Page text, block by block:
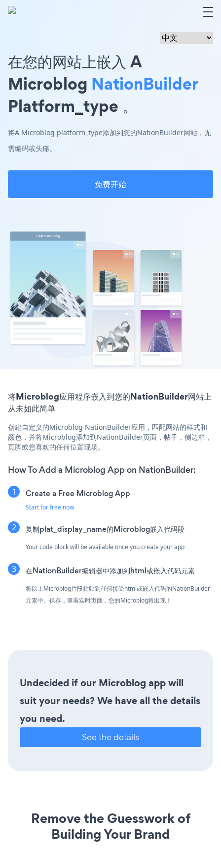
在您的网站上嵌入 A
Microblog NationBuilder
Platform_type 。
将A Microblog platform_type添加到您的NationBuilder网站，无
需编码或头痛。
免费开始
将Microblog应用程序嵌入到您的NationBuilder网站上
从未如此简单
创建自定义的Microblog NationBuilder应用，匹配网站的样式和
颜色，并将Microblog添加到NationBuilder页面，帖子，侧边栏，
页脚或您喜欢的任何位置现场。
How To Add a Microblog App on NationBuilder:
Create a Free Microblog App
Start for free now
复制plat_display_name的Microblog嵌入代码段
Your code block will be available once you create your app
在NationBuilder编辑器中添加到html或嵌入代码元素
将以上Microblog片段粘贴到任何接受html或嵌入代码的NationBuilder
元素中。保存，查看实时页面，您的Microblog将出现！
Undecided if our Microblog app will
suit your needs? We have all the details
you need.
See the details
Remove the Guesswork of
Building Your Brand